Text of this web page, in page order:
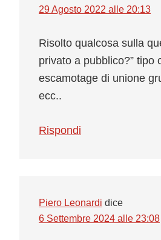
29 Agosto 2022 alle 20:13
Risolto qualcosa sulla
privato a pubblico?” tipo
escamotage di unione
ecc..
Rispondi
Piero Leonardi dice
6 Settembre 2024 alle 23:08